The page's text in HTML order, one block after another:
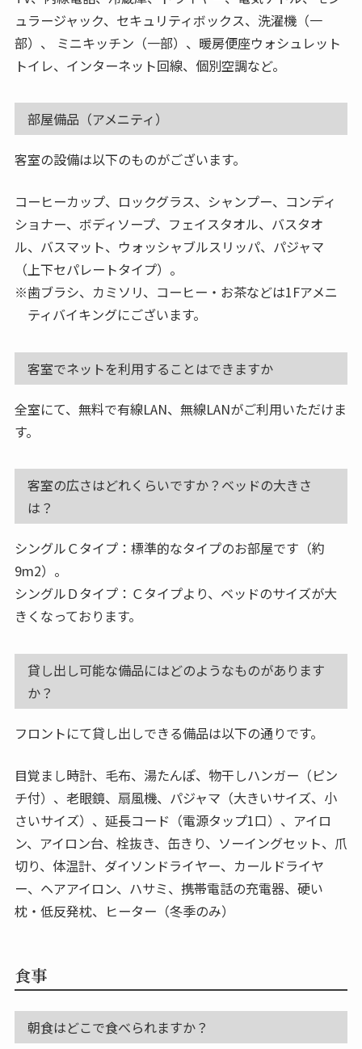
ュラージャック、セキュリティボックス、洗濯機（一
部）、 ミニキッチン（一部）、暖房便座ウォシュレット
トイレ、インターネット回線、個別空調など。
部屋備品（アメニティ）
客室の設備は以下のものがございます。
コーヒーカップ、ロックグラス、シャンプー、コンディ
ショナー、ボディソープ、フェイスタオル、バスタオ
ル、バスマット、ウォッシャブルスリッパ、パジャマ
（上下セパレートタイプ）。
歯ブラシ、カミソリ、コーヒー・お茶などは1Fアメニ
ティバイキングにございます。
客室でネットを利用することはできますか
全室にて、無料で有線LAN、無線LANがご利用いただけま
す。
客室の広さはどれくらいですか？ベッドの大きさ
は？
シングルＣタイプ：標準的なタイプのお部屋です（約
9m2）。
シングルＤタイプ：Ｃタイプより、ベッドのサイズが大
きくなっております。
貸し出し可能な備品にはどのようなものがあります
か？
フロントにて貸し出しできる備品は以下の通りです。
目覚まし時計、毛布、湯たんぽ、物干しハンガー（ピン
チ付）、老眼鏡、扇風機、パジャマ（大きいサイズ、小
さいサイズ）、延長コード（電源タップ1口）、アイロ
ン、アイロン台、栓抜き、缶きり、ソーイングセット、爪
切り、体温計、ダイソンドライヤー、カールドライヤ
ー、ヘアアイロン、ハサミ、携帯電話の充電器、硬い
枕・低反発枕、ヒーター（冬季のみ）
食事
朝食はどこで食べられますか？